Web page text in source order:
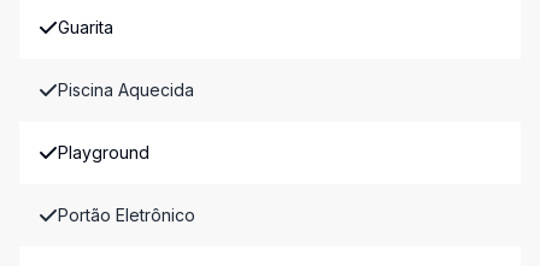
Guarita
Piscina Aquecida
Playground
Portão Eletrônico